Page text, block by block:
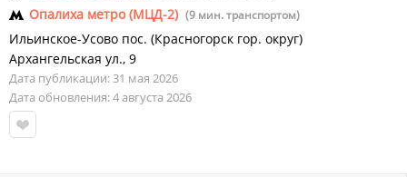
Опалиха метро (МЦД-2) (9 мин. транспортом)
Ильинское-Усово пос. (Красногорск гор. округ)
Архангельская ул., 9
Дата публикации: 31 мая 2026
Дата обновления: 4 августа 2026